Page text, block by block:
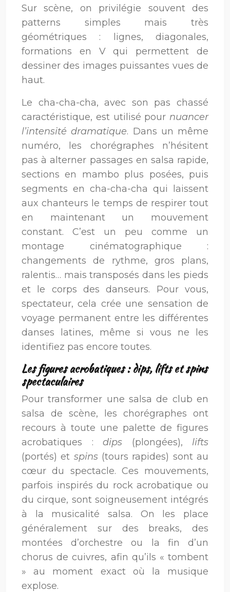
Sur scène, on privilégie souvent des
patterns simples mais très
géométriques : lignes, diagonales,
formations en V qui permettent de
dessiner des images puissantes vues de
haut.
Le cha-cha-cha, avec son pas chassé
caractéristique, est utilisé pour nuancer
l’intensité dramatique. Dans un même
numéro, les chorégraphes n’hésitent
pas à alterner passages en salsa rapide,
sections en mambo plus posées, puis
segments en cha-cha-cha qui laissent
aux chanteurs le temps de respirer tout
en maintenant un mouvement
constant. C’est un peu comme un
montage cinématographique :
changements de rythme, gros plans,
ralentis… mais transposés dans les pieds
et le corps des danseurs. Pour vous,
spectateur, cela crée une sensation de
voyage permanent entre les différentes
danses latines, même si vous ne les
identifiez pas encore toutes.
Les figures acrobatiques : dips, lifts et spins
spectaculaires
Pour transformer une salsa de club en
salsa de scène, les chorégraphes ont
recours à toute une palette de figures
acrobatiques : dips (plongées), lifts
(portés) et spins(tours rapides) sont au
cœur du spectacle. Ces mouvements,
parfois inspirés du rock acrobatique ou
du cirque, sont soigneusement intégrés
à la musicalité salsa. On les place
généralement sur des breaks, des
montées d’orchestre ou la fin d’un
chorus de cuivres, afin qu’ils « tombent
» au moment exact où la musique
explose.